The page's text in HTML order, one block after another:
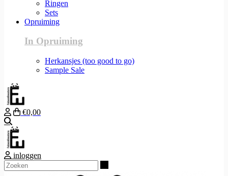
Ringen
Sets
Opruiming
In Opruiming
Herkansjes (too good to go)
Sample Sale
€0,00
inloggen